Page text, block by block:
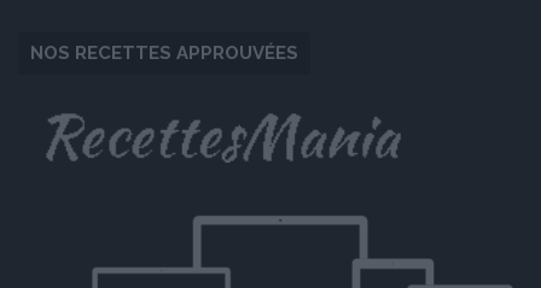
NOS RECETTES APPROUVÉES